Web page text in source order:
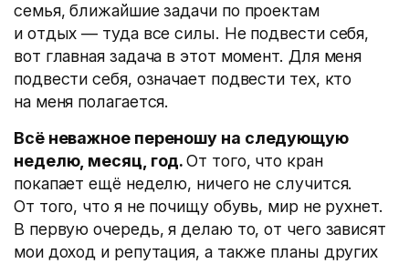
семья, ближайшие задачи по проектам
и отдых — туда все силы. Не подвести себя,
вот главная задача в этот момент. Для меня
подвести себя, означает подвести тех, кто
на меня полагается.
Всё неважное переношу на следующую
неделю, месяц, год.От того, что кран
покапает ещё неделю, ничего не случится.
От того, что я не почищу обувь, мир не рухнет.
В первую очередь, я делаю то, от чего зависят
мои доход и репутация, а также планы других